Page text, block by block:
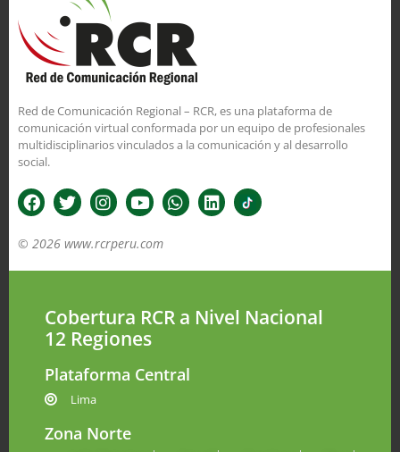
Red de Comunicación Regional – RCR, es una plataforma de
comunicación virtual conformada por un equipo de profesionales
multidisciplinarios vinculados a la comunicación y al desarrollo
social.
© 2026 www.rcrperu.com
Cobertura RCR a Nivel Nacional
12 Regiones
Plataforma Central
Lima
Zona Norte